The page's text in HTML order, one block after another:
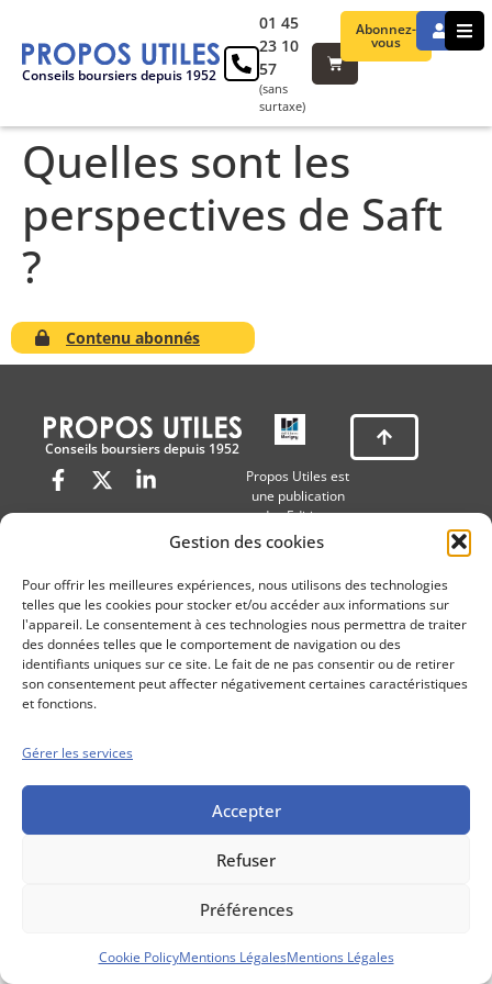
Gestion des cookies
Pour offrir les meilleures expériences, nous utilisons des technologies
telles que les cookies pour stocker et/ou accéder aux informations sur
l'appareil. Le consentement à ces technologies nous permettra de traiter
des données telles que le comportement de navigation ou des
identifiants uniques sur ce site. Le fait de ne pas consentir ou de retirer
son consentement peut affecter négativement certaines caractéristiques
et fonctions.
Gérer les services
Accepter
Refuser
Préférences
Cookie PolicyMentions LégalesMentions Légales
Conseils boursiers depuis 1952
Abonnez-
vous
01 45
23 10
57
(sans
surtaxe)
Quelles sont les
perspectives de Saft
?
Contenu abonnés
Conseils boursiers depuis 1952
Propos Utiles est
une publication
des Editions
Marigny
Conditions générales de vente